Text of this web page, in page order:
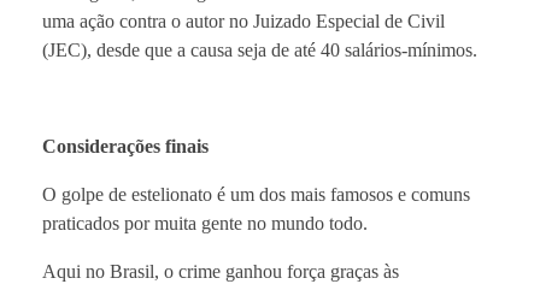
uma ação contra o autor no Juizado Especial de Civil
(JEC), desde que a causa seja de até 40 salários-mínimos.
Considerações finais
O golpe de estelionato é um dos mais famosos e comuns
praticados por muita gente no mundo todo.
Aqui no Brasil, o crime ganhou força graças às